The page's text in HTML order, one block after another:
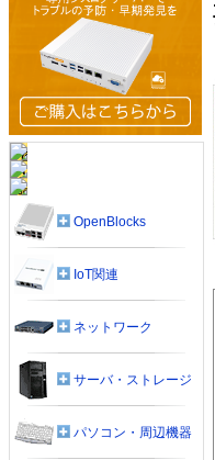
OpenBlocks
IoT関連
ネットワーク
サーバ・ストレージ
パソコン・周辺機器